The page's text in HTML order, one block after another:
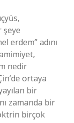
şeye
erdem” adını
nedir
ortaya
bir
zamanda bir
birçok